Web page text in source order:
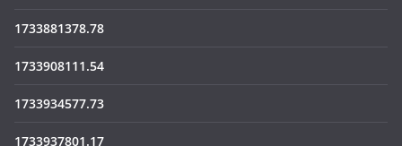
1733881378.78
1733908111.54
1733934577.73
1733937801.17